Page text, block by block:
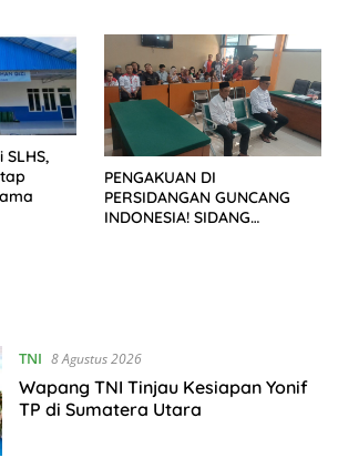
PENGAKUAN DI
PERSIDANGAN GUNCANG
INDONESIA! SIDANG
TNI 8 Agustus 2026
Wapang TNI Tinjau Kesiapan Yonif
TP di Sumatera Utara